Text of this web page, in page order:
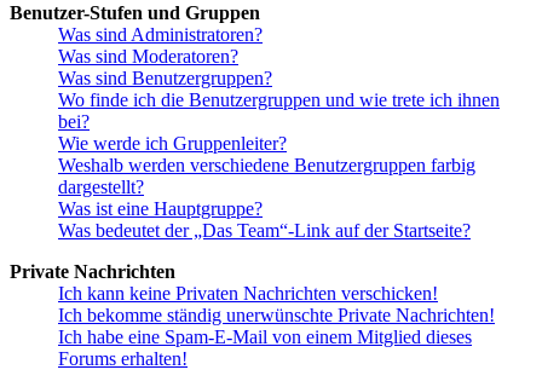
Benutzer-Stufen und Gruppen
Was sind Administratoren?
Was sind Moderatoren?
Was sind Benutzergruppen?
Wo finde ich die Benutzergruppen und wie trete ich ihnen
bei?
Wie werde ich Gruppenleiter?
Weshalb werden verschiedene Benutzergruppen farbig
dargestellt?
Was ist eine Hauptgruppe?
Was bedeutet der „Das Team“-Link auf der Startseite?
Private Nachrichten
Ich kann keine Privaten Nachrichten verschicken!
Ich bekomme ständig unerwünschte Private Nachrichten!
Ich habe eine Spam-E-Mail von einem Mitglied dieses
Forums erhalten!